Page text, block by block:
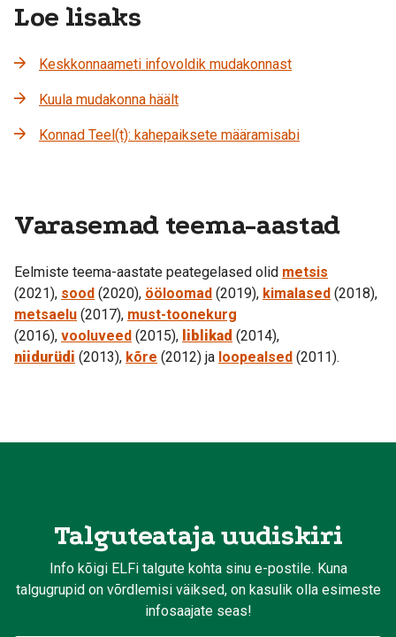
Loe lisaks
Keskkonnaameti infovoldik mudakonnast
Kuula mudakonna häält
Konnad Teel(t): kahepaiksete määramisabi
Varasemad teema-aastad
Eelmiste teema-aastate peategelased olid metsis
(2021), sood (2020), ööloomad (2019), kimalased (2018),
metsaelu (2017), must-toonekurg
(2016), vooluveed (2015), liblikad (2014),
niidurüdi (2013), kõre (2012) ja loopealsed (2011).
Talguteataja uudiskiri
Info kõigi ELFi talgute kohta sinu e-postile. Kuna
talgugrupid on võrdlemisi väiksed, on kasulik olla esimeste
infosaajate seas!